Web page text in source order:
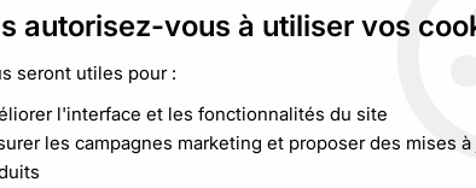
PROTECTION
ADHÉSIF,
autorisez-vous à utiliser vos
seront utiles pour :
l'interface et les fonctionnalités du site
les campagnes marketing et proposer des mises